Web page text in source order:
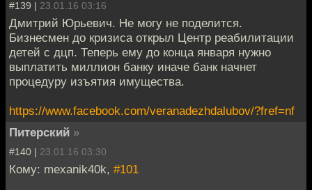
#139 | 23.01.16 03:16
Дмитрий Юрьевич. Не могу не поделится.
Бизнесмен до кризиса открыл Центр реабилитации
детей с дцп. Теперь ему до конца января нужно
выплатить миллион банку иначе банк начнет
процедуру изъятия имущества.
https://www.facebook.com/veranadezhdalubov/?fref=nf
Питерский »
#140 | 23.01.16 03:30
Кому: mexanik40k, #101